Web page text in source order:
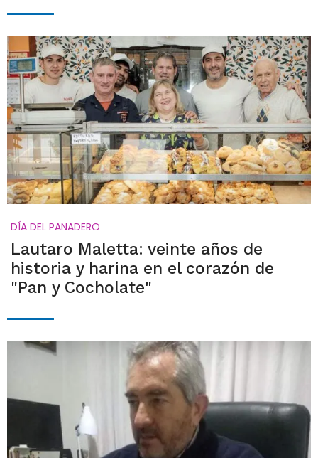
DÍA DEL PANADERO
Lautaro Maletta: veinte años de
historia y harina en el corazón de
"Pan y Cocholate"